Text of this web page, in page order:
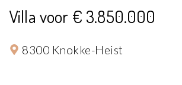
Villa voor € 3.850.000
8300 Knokke-Heist